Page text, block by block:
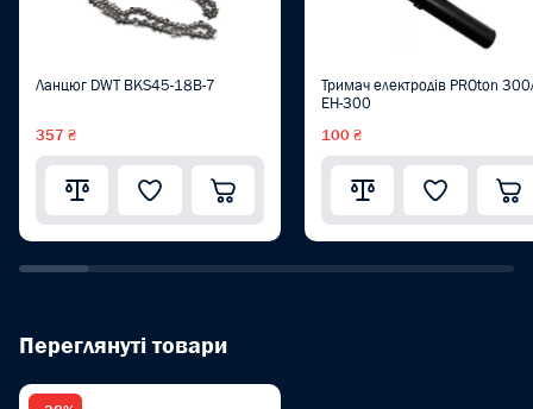
Ланцюг DWT BKS45-18B-7
357 ₴
Тримач електродів PROton
EH-300
100 ₴
Переглянуті товари